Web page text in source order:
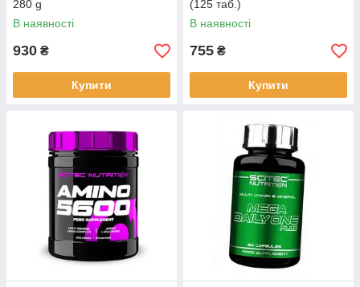
280 g
В наявності
930 ₴
Купити
(125 таб.)
В наявності
755 ₴
Купити